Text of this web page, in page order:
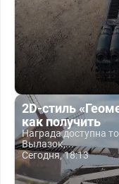
2D-стиль
как получить
Награда доступна
Вылазок,...
Сегодня, 18:13